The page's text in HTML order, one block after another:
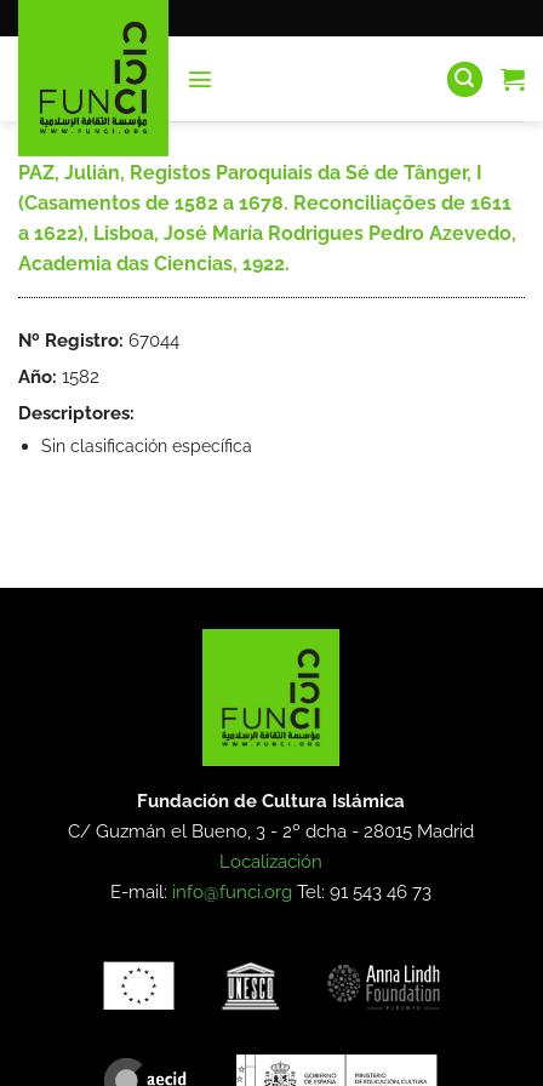
al
PAZ, Julián, Registos Paroquiais da Sé de Tânger, I
(Casamentos de 1582 a 1678. Reconciliações de 1611
a 1622), Lisboa, José María Rodrigues Pedro Azevedo,
Academia das Ciencias, 1922.
Nº Registro: 67044
Año: 1582
Descriptores:
Sin clasificación específica
Fundación de Cultura Islámica
C/ Guzmán el Bueno, 3 - 2º dcha -28015 Madrid
Localización
E-mail: info@funci.org Tel: 91 543 46 73